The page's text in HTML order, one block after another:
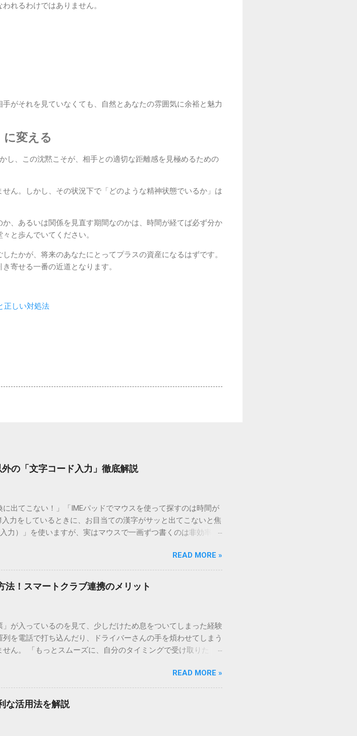
れるわけではありません。
がそれを見ていなくても、自然とあなたの雰囲気に余裕と魅力
に変える
し、この沈黙こそが、相手との適切な距離感を見極めるための
ん。しかし、その状況下で「どのような精神状態でいるか」は
、あるいは関係を見直す期間なのかは、時間が経てば必ず分か
と歩んでいてください。
たかが、将来のあなたにとってプラスの資産になるはずです。
寄せる一番の近道となります。
正しい対処法
の「文字コード入力」徹底解説
出てこない！」「IMEパッドでマウスを使って探すのは時間が
力をしているときに、お目当ての漢字がサッと出てこないと焦
力）」を使いますが、実はマウスで一画ずつ書くのは非効率で
出す「文字コード入力」のテクニックを詳しく解説します。
止める必要はありません。 1. なぜ「変換」しても旧字・外字
い漢字があるのでしょうか。その理由は、パソコンが文字を
われる漢字は、JIS規格（日本産業規格）によって「第1水
人名や地名に使われる非常に古い漢字（旧字）や、特定の組
コード です。パソコン上のすべての文字には、いわば「住
い文字でも、この住所（コード）を直接指定すれば、確実に呼
ードで漢字を出す「16進数入力」 最も汎用性が高く、特別な
の「Unicode（例：20BB7）」を把握する。 入力モードを「半
にキーボードの**[Alt]キーを押しながら[X]キー**を押す。 入
ます。 注記： この方法は、特にMicrosoft Wordで非常に強力
READ MORE »
！スマートクラブ連携のメリット
が入っているのを見て、少しだけため息をついてしまった経験
を電話で打ち込んだり、ドライバーさんの手を煩わせてしまう
ん。 「もっとスムーズに、自分のタイミングで受け取りた
す。これらを活用するだけで、再配達のストレスは驚くほど軽く
な受け取り術と、連携による具体的なメリットを徹底解説しま
とは？ まず押さえておきたいのが、佐川急便の個人向け無料
送状況をリアルタイムで管理するための基盤となるサービスで
ましたが、現在はLINEやアプリと紐付けることで、その利便
READ MORE »
な活用法を解説